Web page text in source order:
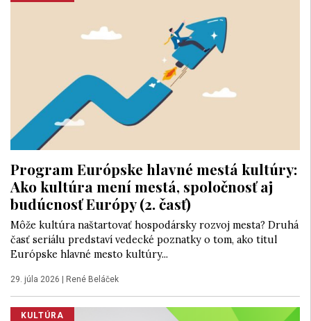
Program Európske hlavné mestá kultúry:
Ako kultúra mení mestá, spoločnosť aj
budúcnosť Európy (2. časť)
Môže kultúra naštartovať hospodársky rozvoj mesta? Druhá
časť seriálu predstaví vedecké poznatky o tom, ako titul
Európske hlavné mesto kultúry...
29. júla 2026 | René Beláček
KULTÚRA